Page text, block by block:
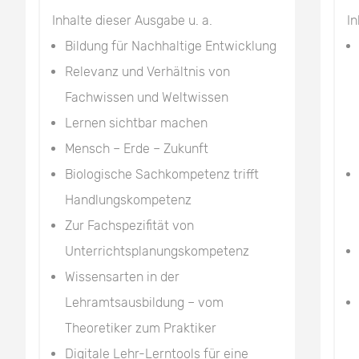
Inhalte dieser Ausgabe u. a.
Bildung für Nachhaltige Entwicklung
Relevanz und Verhältnis von
Fachwissen und Weltwissen
Lernen sichtbar machen
Mensch – Erde – Zukunft
Biologische Sachkompetenz trifft
Handlungskompetenz
Zur Fachspezifität von
Unterrichtsplanungskompetenz
Wissensarten in der
Lehramtsausbildung – vom
Theoretiker zum Praktiker
Digitale Lehr-Lerntools für eine